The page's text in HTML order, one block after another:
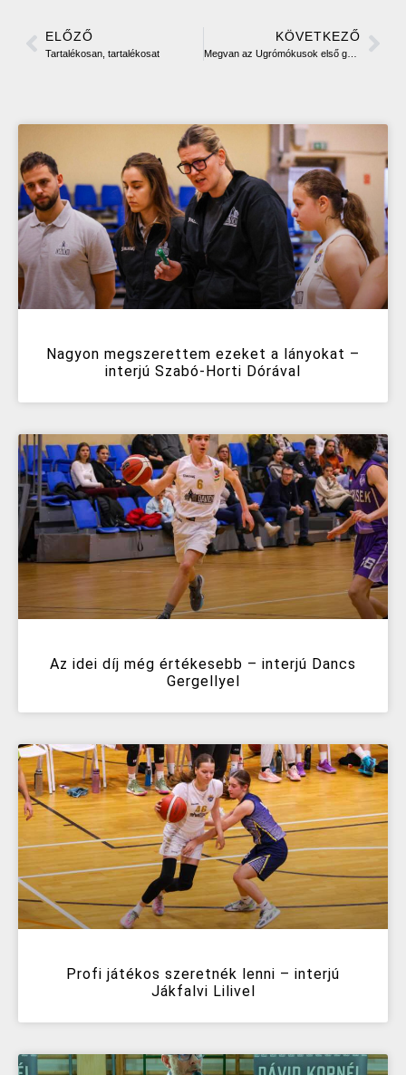
ELŐZŐ
Tartalékosan, tartalékosat
KÖVETKEZŐ
Megvan az Ugrómókusok első győzelme!
Nagyon megszerettem ezeket a lányokat –
interjú Szabó-Horti Dórával
Az idei díj még értékesebb – interjú Dancs
Gergellyel
Profi játékos szeretnék lenni – interjú
Jákfalvi Lilivel